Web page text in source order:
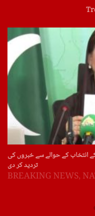
کے انتخاب کے حوالے سے خبروں کی
تردید کر دی
BREAKING NEWS,